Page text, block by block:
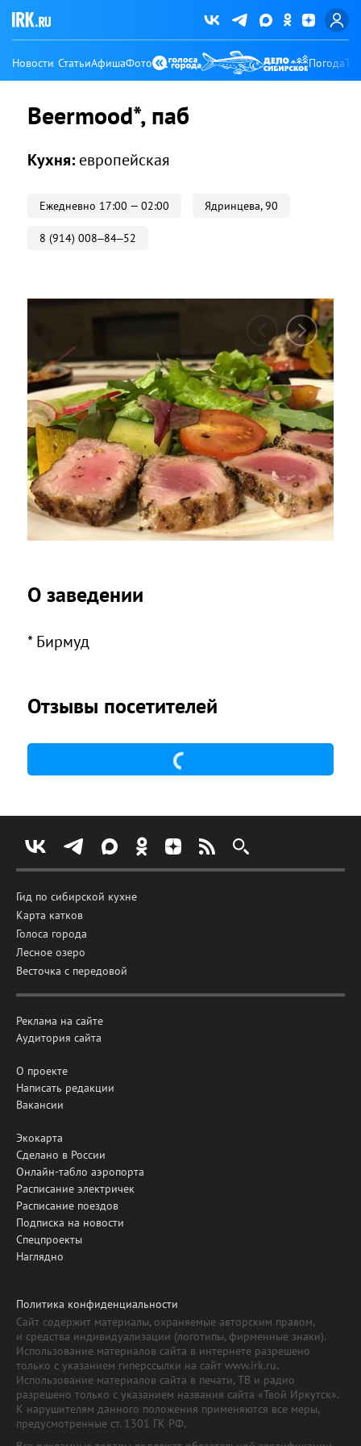
Новости СтатьиАфишаФото Погода
Beermood*, паб
Кухня: европейская
Ежедневно 17:00 — 02:00 ​Ядринцева, 90
8 (914) 008‒84‒52
О заведении
* Бирмуд
Отзывы посетителей
Гид по сибирской кухне
Карта катков
Голоса города
Лесное озеро
Весточка с передовой
Реклама на сайте
Аудитория сайта
О проекте
Написать редакции
Вакансии
Экокарта
Сделано в России
Онлайн-табло аэропорта
Расписание электричек
Расписание поездов
Подписка на новости
Спецпроекты
Наглядно
Политика конфиденциальности
Сайт содержит материалы, охраняемые авторским правом,
и средства индивидуализации (логотипы, фирменные знаки).
Использование материалов сайта в интернете разрешено
только с указанием гиперссылки на сайт www.irk.ru.
Использование материалов сайта в печати, ТВ и радио
разрешено только с указанием названия сайта «Твой Иркутск».
К нарушителям данного положения применяются все меры,
предусмотренные ст. 1301 ГК РФ.